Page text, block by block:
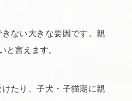
ない大きな要因です。親
と言えます。
たり、子犬・子猫期に親